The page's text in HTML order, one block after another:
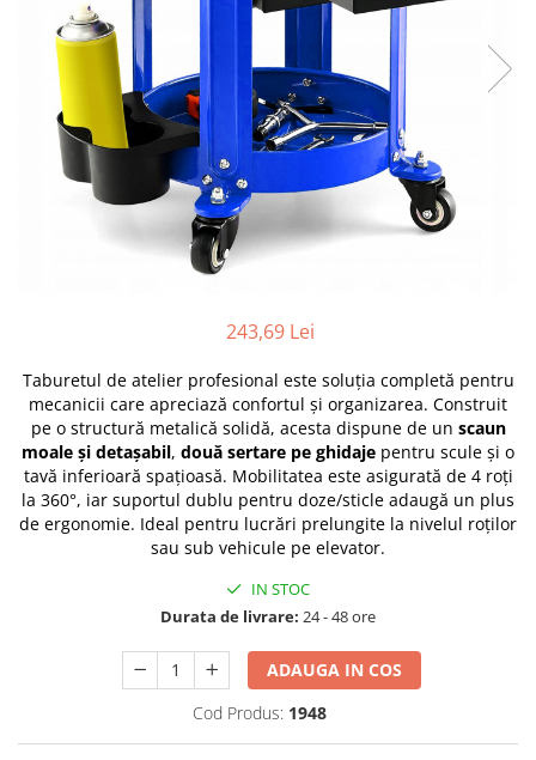
compresoare
Cricuri Auto Hidraulice
Pneumatice si Trapezoidale
Cricuri hidraulice
Cricuri pneumatice
Cricuri trapezoidale
Feon Electric
Masini de gaurit si Insurubat
Motoare electrice
Pistol de Lipit
Polizoare
Pompe Combustibil
Prelungitoare
Mixere
Motocositoare si Motosape
Nivela laser
Pistol de vopsit
Pompe
Rotopercutoare si bormasini
Taiat gresie si faianta
243,69 Lei
Taburetul de atelier profesional este soluția completă pentru
mecanicii care apreciază confortul și organizarea. Construit
pe o structură metalică solidă, acesta dispune de un scaun
moale și detașabil, două sertare pe ghidaje pentru scule și o
tavă inferioară spațioasă. Mobilitatea este asigurată de 4 roți
la 360°, iar suportul dublu pentru doze/sticle adaugă un plus
de ergonomie. Ideal pentru lucrări prelungite la nivelul roților
sau sub vehicule pe elevator.
IN STOC
Durata de livrare: 24 - 48 ore
ADAUGA IN COS
Cod Produs: 1948